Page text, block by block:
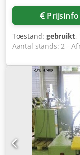
Prijsinfo
Toestand: gebruikt,
Aantal stands: 2 -
Vast persframe -
150 [c/min] -
[mm] - Max.
Lengtespeling
stukdiameter in
naslijpen/snijden:
Absuhahgo Sef -
Ruimtevereiste:
[kg]